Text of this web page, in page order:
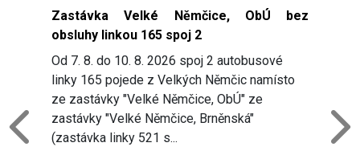
Slide 1 of 44
Zastávka Velké Němčice, ObÚ bez
obsluhy linkou 165 spoj 2
Od 7. 8. do 10. 8. 2026 spoj 2 autobusové
linky 165 pojede z Velkých Němčic namísto
ze zastávky "Velké Němčice, ObÚ" ze
zastávky "Velké Němčice, Brněnská"
(zastávka linky 521 s...
Previous